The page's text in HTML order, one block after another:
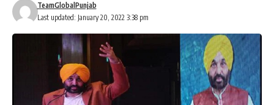
Last updated: January 20, 2022 3:38 pm
TeamGlobalPunjab